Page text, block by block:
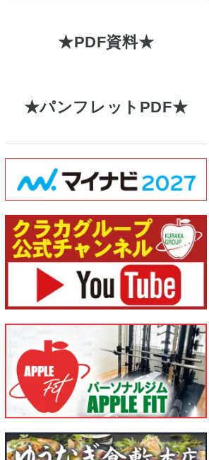
PDF資料
パンフレットPDF